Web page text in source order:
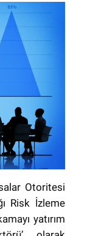
Otoritesi
Risk İzleme
yatırım